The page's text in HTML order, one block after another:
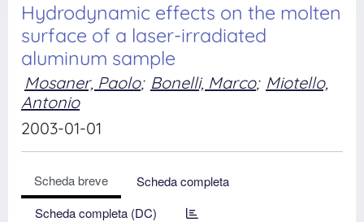
Hydrodynamic effects on the molten
surface of a laser-irradiated
aluminum sample
Mosaner, Paolo; Bonelli, Marco; Miotello,
Antonio
2003-01-01
Scheda breve
Scheda completa
Scheda completa (DC)